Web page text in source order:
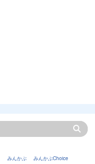
みんかぶ みんかぶChoice